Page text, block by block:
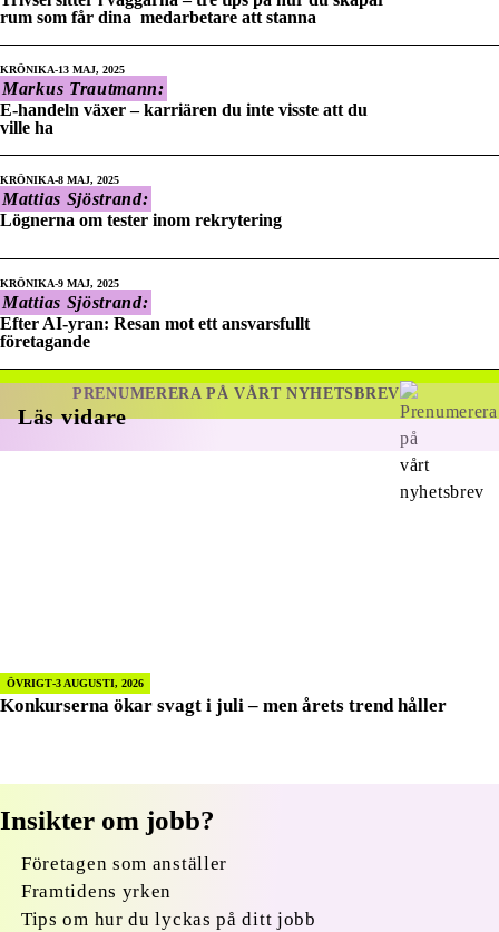
rum som får dina medarbetare att stanna
KRÖNIKA 13 MAJ, 2025
Markus Trautmann:
E-handeln växer – karriären du inte visste att du
ville ha
KRÖNIKA 8 MAJ, 2025
Mattias Sjöstrand:
Lögnerna om tester inom rekrytering
KRÖNIKA 9 MAJ, 2025
Mattias Sjöstrand:
Efter AI-yran: Resan mot ett ansvarsfullt
företagande
PRENUMERERA PÅ VÅRT NYHETSBREV
Läs vidare
ÖVRIGT 3 AUGUSTI, 2026
Konkurserna ökar svagt i juli – men årets trend håller
Insikter om jobb?
Företagen som anställer
Framtidens yrken
Tips om hur du lyckas på ditt jobb